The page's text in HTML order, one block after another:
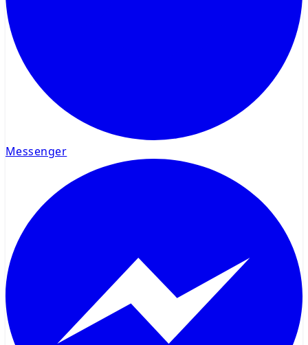
Messenger